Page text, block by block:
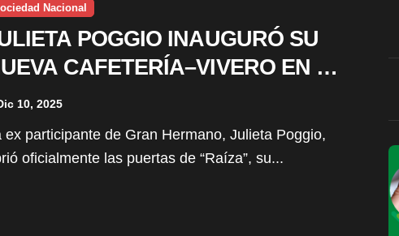
Nacional
POGGIO INAUGURÓ SU
CAFETERÍA–VIVERO EN EL
DE LA
10, 2025
oficialmente las puertas de “Raíza”, su...